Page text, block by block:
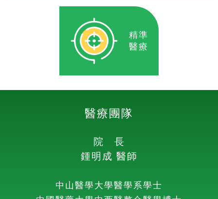
精準
醫療
醫療團隊
院 長
鍾明成 醫師
中山醫學大學醫學系學士